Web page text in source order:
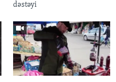
dəstəyi